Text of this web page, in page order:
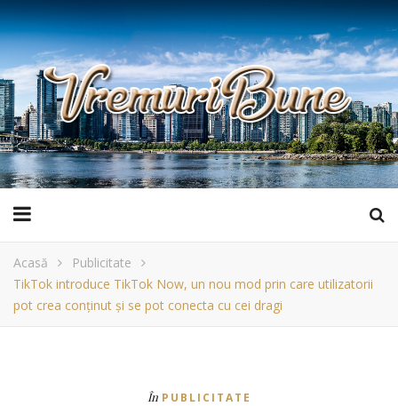
Acasă
Publicitate
TikTok introduce TikTok Now, un nou mod prin care utilizatorii
pot crea conținut și se pot conecta cu cei dragi
În PUBLICITATE